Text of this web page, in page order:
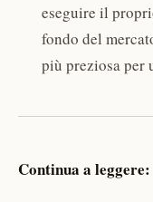
eseguire il
fondo del
più preziosa per
Continua a leggere: